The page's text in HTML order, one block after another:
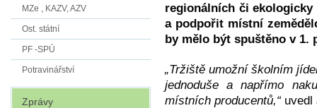
regionálních či
a podpořit místní
by mělo být spuštěno v
„Tržiště umožní školním
jednoduše a napřímo
místních producentů,“uvedl
MZe , KAZV, AZV
Ost. státní
PF -SPÚ
Potravinářství
Zprávy